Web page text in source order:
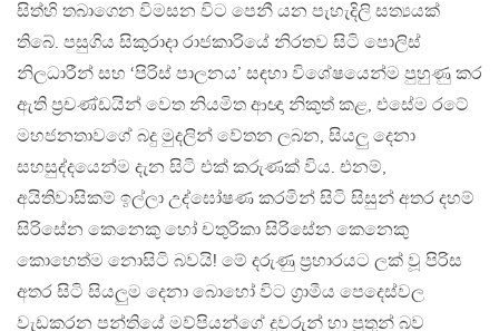
සිත්හි තබාගෙන විමසන විට පෙනී යන පැහැදිලි සත්‍යයක්
තිබේ. පසුගිය සිකුරාදා රාජකාරියේ නිරතව සිටි පොලිස්
නිලධාරීන් සහ ‘පිරිස් පාලනය’ සඳහා විශේෂයෙන්ම පුහුණු කර
ඇති ප්‍රචණ්ඩයින් වෙත නියමිත ආඥා නිකුත් කළ, එසේම රටේ
මහජනතාවගේ බදු මුදලින් වේතන ලබන, සියලු දෙනා
සහසුද්දයෙන්ම දැන සිටි එක් කරුණක් විය. එනම්,
අයිතිවාසිකම් ඉල්ලා උද්ඝෝෂණ කරමින් සිටි සිසුන් අතර දහම්
සිරිසේන කෙනෙකු හෝ චතුරිකා සිරිසේන කෙනෙකු
කොහෙත්ම නොසිටි බවයි! මේ දරුණු ප්‍රහාරයට ලක් වූ පිරිස
අතර සිටි සියලුම දෙනා බොහෝ විට ග්‍රාමීය පෙදෙස්වල
වැඩකරන පන්තියේ මව්පියන්ගේ දූවරුන් හා පුතුන් බව